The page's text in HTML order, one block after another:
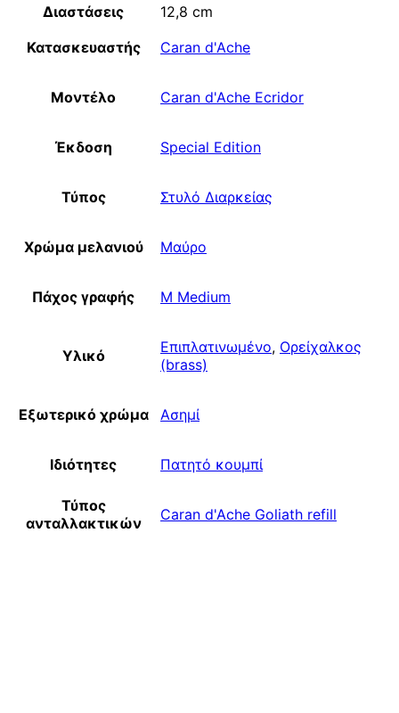
Διαστάσεις
12,8 cm
Κατασκευαστής
Caran d'Ache
Μοντέλο Caran d'Ache Ecridor
Έκδοση Special Edition
Τύπος Στυλό Διαρκείας
Χρώμα μελανιού Μαύρο
Πάχος γραφής M Medium
Υλικό Επιπλατινωμένο, Ορείχαλκος
(brass)
Εξωτερικό χρώμα Ασημί
Ιδιότητες Πατητό κουμπί
Τύπος
ανταλλακτικών
Caran d'Ache Goliath refill